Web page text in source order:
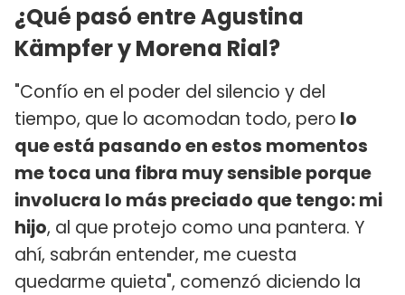
¿Qué pasó entre Agustina
Kämpfer y Morena Rial?
"Confío en el poder del silencio y del
tiempo, que lo acomodan todo, pero lo
que está pasando en estos momentos
me toca una fibra muy sensible porque
involucra lo más preciado que tengo: mi
hijo, al que protejo como una pantera. Y
ahí, sabrán entender, me cuesta
quedarme quieta", comenzó diciendo la